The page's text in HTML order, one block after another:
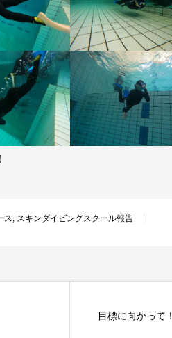
ス
スキンダイビングスクール報告
目標に向かって！